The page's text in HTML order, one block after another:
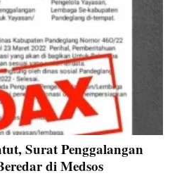
Surat Penggalangan
di Medsos